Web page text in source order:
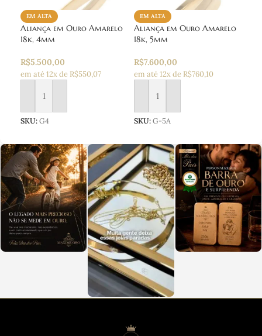
EM ALTA
Aliança em Ouro Amarelo
18k, 4mm
R$5.500,00
em até 12x de R$550,07
Adicionar ao carrinho
SKU:G4
EM ALTA
Aliança em Ouro Amarelo
18k, 5mm
R$7.600,00
em até 12x de R$760,10
Adicionar ao carrinho
SKU:G-5A